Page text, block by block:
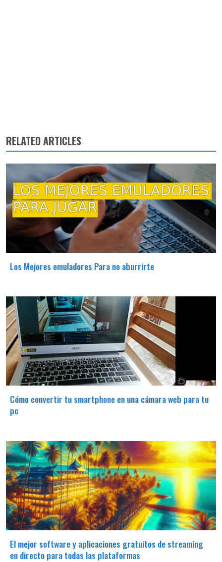
RELATED ARTICLES
Los Mejores emuladores Para no aburrirte
Cómo convertir tu smartphone en una cámara web para tu
pc
El mejor software y aplicaciones gratuitos de streaming
en directo para todas las plataformas